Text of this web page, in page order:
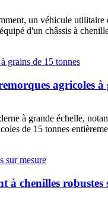
un véhicule
d'un châssis à
agricoles à
à grande échelle,
de 15 tonnes
à chenilles robustes